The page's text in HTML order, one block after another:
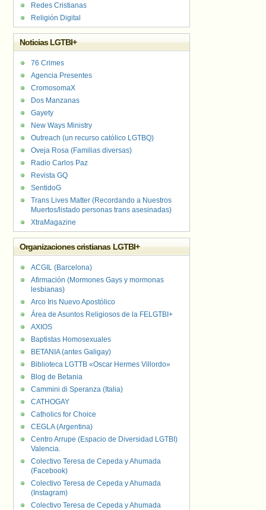
Redes Cristianas
Religión Digital
Noticias LGTBI+
76 Crimes
Agencia Presentes
CromosomaX
Dos Manzanas
Gayety
New Ways Ministry
Outreach (un recurso católico LGTBQ)
Oveja Rosa (Familias diversas)
Radio Carlos Paz
Revista GQ
SentidoG
Trans Lives Matter (Recordando a Nuestros
Muertos/listado personas trans asesinadas)
XtraMagazine
Organizaciones cristianas LGTBI+
ACGIL (Barcelona)
Afirmación (Mormones Gays y mormonas
lesbianas)
Arco Iris Nuevo Apostólico
Área de Asuntos Religiosos de la FELGTBI+
AXIOS
Baptistas Homosexuales
BETANIA (antes Galigay)
Biblioteca LGTTB «Oscar Hermes Villordo»
Blog de Betania
Cammini di Speranza (Italia)
CATHOGAY
Catholics for Choice
CEGLA (Argentina)
Centro Arrupe (Espacio de Diversidad LGTBI)
Valencia.
Colectivo Teresa de Cepeda y Ahumada
(Facebook)
Colectivo Teresa de Cepeda y Ahumada
(Instagram)
Colectivo Teresa de Cepeda y Ahumada